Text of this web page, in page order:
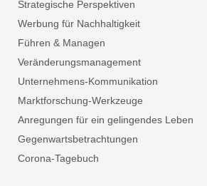
Strategische Perspektiven
Werbung für Nachhaltigkeit
Führen & Managen
Veränderungsmanagement
Unternehmens-Kommunikation
Marktforschung-Werkzeuge
Anregungen für ein gelingendes Leben
Gegenwartsbetrachtungen
Corona-Tagebuch